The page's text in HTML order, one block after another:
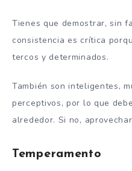
Tienes que demostrar, sin
consistencia es crítica
tercos y determinados.
También son inteligentes,
perceptivos, por lo que
alrededor. Si no,
Temperamento